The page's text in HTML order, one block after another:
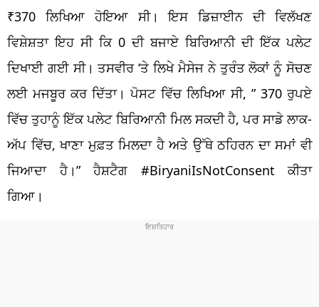
₹370 ਲਿਖਿਆ ਹੋਇਆ ਸੀ। ਇਸ ਡਿਜ਼ਾਈਨ ਦੀ ਵਿਲੱਖਣ
ਵਿਸ਼ੇਸ਼ਤਾ ਇਹ ਸੀ ਕਿ 0 ਦੀ ਬਜਾਏ ਬਿਰਿਆਨੀ ਦੀ ਇੱਕ ਪਲੇਟ
ਦਿਖਾਈ ਗਈ ਸੀ। ਤਸਵੀਰ ‘ਤੇ ਲਿਖੇ ਮੈਸੇਜ ਨੇ ਤੁਰੰਤ ਲੋਕਾਂ ਨੂੰ ਸੋਚਣ
ਲਈ ਮਜਬੂਰ ਕਰ ਦਿੱਤਾ। ਪੋਸਟ ਵਿੱਚ ਲਿਖਿਆ ਸੀ, ” 370 ਰੁਪਏ
ਵਿੱਚ ਤੁਹਾਨੂੰ ਇੱਕ ਪਲੇਟ ਬਿਰਿਆਨੀ ਮਿਲ ਸਕਦੀ ਹੈ, ਪਰ ਸਾਡੇ ਲਾਕ-
ਅੱਪ ਵਿੱਚ, ਖਾਣਾ ਮੁਫ਼ਤ ਮਿਲਦਾ ਹੈ ਅਤੇ ਉੱਥੇ ਠਹਿਰਨ ਦਾ ਸਮਾਂ ਵੀ
ਜਿਆਦਾ ਹੈ।” ਹੈਸ਼ਟੈਗ #BiryaniIsNotConsent ਕੀਤਾ
ਗਿਆ।